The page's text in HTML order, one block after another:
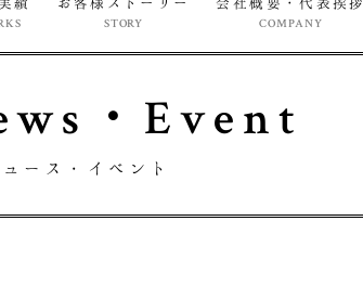
STORY
COMPANY
・Event
ース・イベント